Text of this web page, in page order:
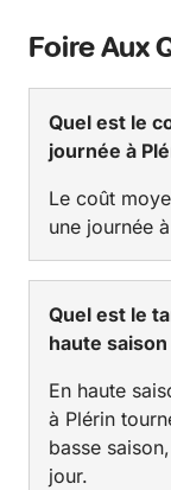
Foire Aux
Quel est le
journée à
Le coût
une journée
Quel est le
haute
En haute
à Plérin
basse
jour.